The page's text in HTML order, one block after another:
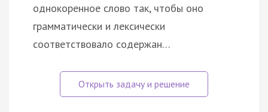
однокоренное слово так, чтобы оно
грамматически и лексически
соответствовало содержан…